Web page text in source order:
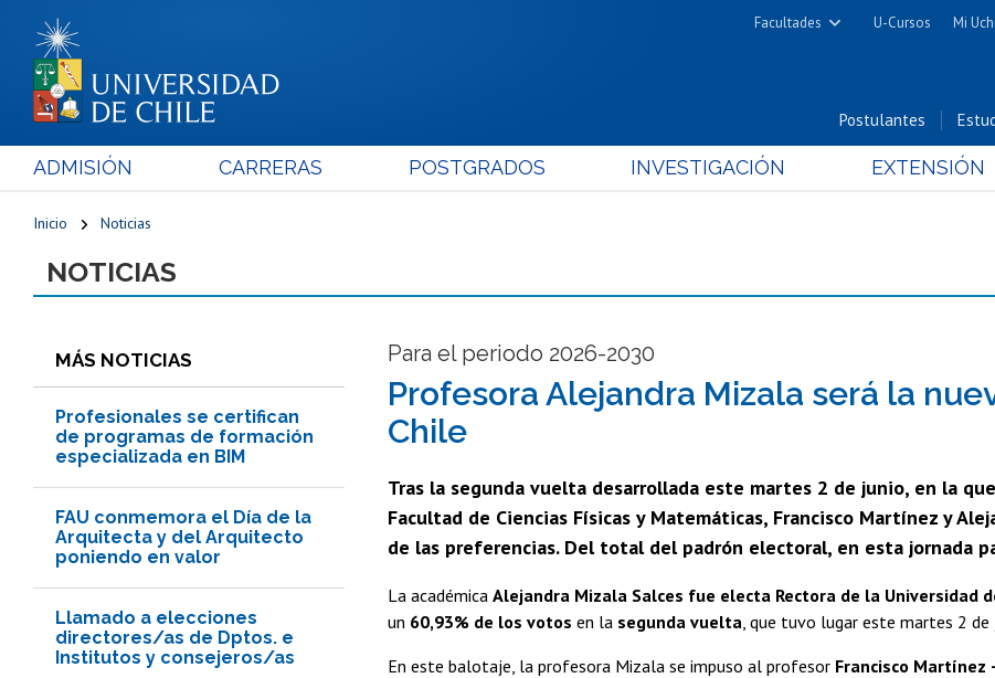
Facultades
Cs. Físicas y Matemáticas
Cs. Químicas y Farmacéuticas
Nutrición y Tecnología de
U-Cursos Mi
Postulantes
ADMISIÓN CARRERAS POSTGRADOS INVESTIGACIÓN EXTENSIÓN
Inicio Noticias
NOTICIAS
MÁS NOTICIAS
Profesionales se certifican
de programas de formación
especializada en BIM
FAU conmemora el Día de la
Arquitecta y del Arquitecto
poniendo en valor
Llamado a elecciones
directores/as de Dptos. e
Institutos y consejeros/as
Para el periodo 2026-2030
Profesora Alejandra Mizala será la
Chile
Tras la segunda vuelta desarrollada este martes 2 de junio, en la
Facultad de Ciencias Físicas y Matemáticas, Francisco Martínez y
de las preferencias. Del total del padrón electoral, en esta jornada
La académica Alejandra Mizala Salces fue electa Rectora de la Universidad
un 60,93% de los votos en la segunda vuelta , que tuvo lugar este martes 2 de
En este balotaje, la profesora Mizala se impuso al profesor Francisco Martínez